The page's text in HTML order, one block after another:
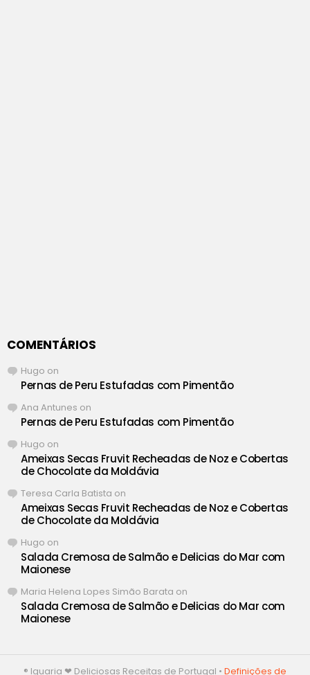
COMENTÁRIOS
Hugo on
Pernas de Peru Estufadas com Pimentão
Ana Antunes on
Pernas de Peru Estufadas com Pimentão
Hugo on
Ameixas Secas Fruvit Recheadas de Noz e Cobertas
de Chocolate da Moldávia
Teresa Carla Batista on
Ameixas Secas Fruvit Recheadas de Noz e Cobertas
de Chocolate da Moldávia
Hugo on
Salada Cremosa de Salmão e Delicias do Mar com
Maionese
Maria Helena Lopes Simão Barata on
Salada Cremosa de Salmão e Delicias do Mar com
Maionese
® Iguaria ❤ Deliciosas Receitas de Portugal • Definições de